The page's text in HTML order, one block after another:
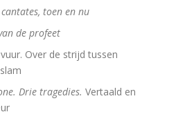
cantates, toen en nu
de profeet
Over de strijd tussen
Drie tragedies. Vertaald en